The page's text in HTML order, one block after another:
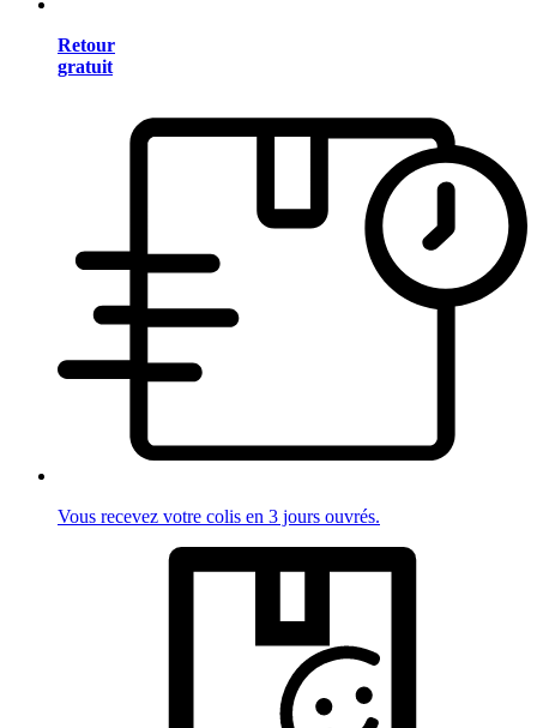
Retour
gratuit
Vous recevez votre colis en 3 jours ouvrés.